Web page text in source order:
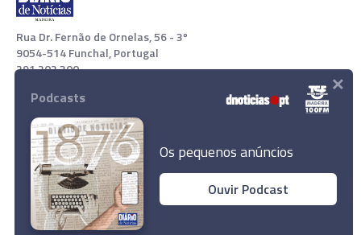
Madeira é exemplo na conservação dos
oceanos
Rua Dr. Fernão de Ornelas, 56 - 3º
9054-514 Funchal, Portugal
291 202 300
Download App
© 2022 Empresa Diário de Notícias, Lda. Todos os direitos
reservados.
Podcasts
Os pequenos anúncios
Ouvir Podcast
×